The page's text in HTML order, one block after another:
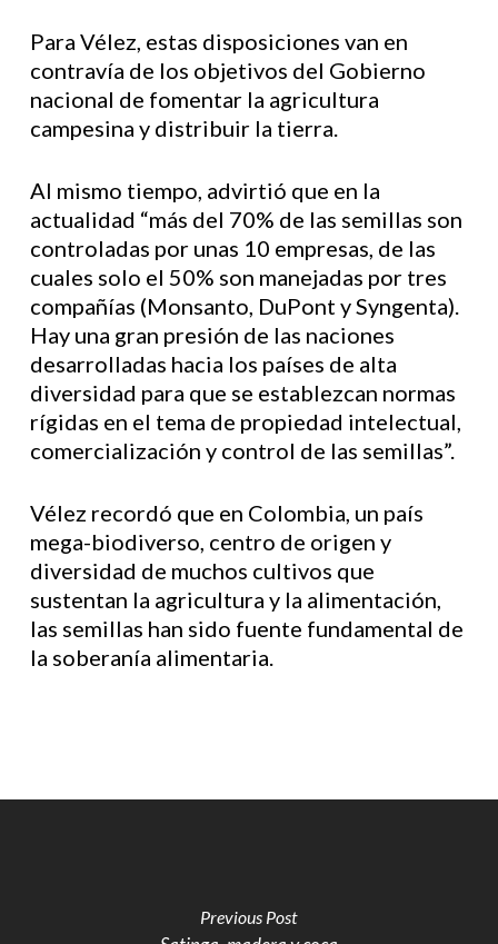
Para Vélez, estas disposiciones van en
contravía de los objetivos del Gobierno
nacional de fomentar la agricultura
campesina y distribuir la tierra.
Al mismo tiempo, advirtió que en la
actualidad “más del 70% de las semillas son
controladas por unas 10 empresas, de las
cuales solo el 50% son manejadas por tres
compañías (Monsanto, DuPont y Syngenta).
Hay una gran presión de las naciones
desarrolladas hacia los países de alta
diversidad para que se establezcan normas
rígidas en el tema de propiedad intelectual,
comercialización y control de las semillas”.
Vélez recordó que en Colombia, un país
mega-biodiverso, centro de origen y
diversidad de muchos cultivos que
sustentan la agricultura y la alimentación,
las semillas han sido fuente fundamental de
la soberanía alimentaria.
Previous Post